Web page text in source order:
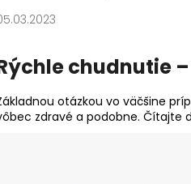
chudnutie
otázkou vo väčšine
zdravé a podobne. Čítajte